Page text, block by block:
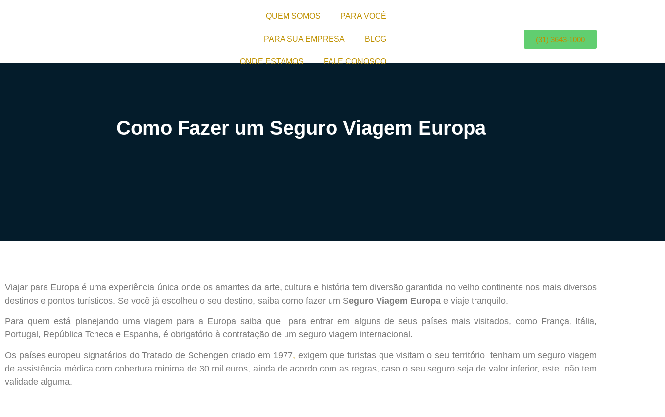
QUEM SOMOS PARA VOCÊ
PARA SUA EMPRESA BLOG
ONDE ESTAMOS FALE CONOSCO
(31) 3643-1000
Como Fazer um Seguro Viagem Europa
Viajar para Europa é uma experiência única onde os amantes da arte, cultura e história tem diversão garantida no velho continente nos mais diversos
destinos e pontos turísticos. Se você já escolheu o seu destino, saiba como fazer um Seguro Viagem Europa e viaje tranquilo.
Para quem está planejando uma viagem para a Europa saiba que para entrar em alguns de seus países mais visitados, como França, Itália,
Portugal, República Tcheca e Espanha, é obrigatório à contratação de um seguro viagem internacional.
Os países europeu signatários do Tratado de Schengen criado em 1977, exigem que turistas que visitam o seu território tenham um seguro viagem
de assistência médica com cobertura mínima de 30 mil euros, ainda de acordo com as regras, caso o seu seguro seja de valor inferior, este não tem
validade alguma.